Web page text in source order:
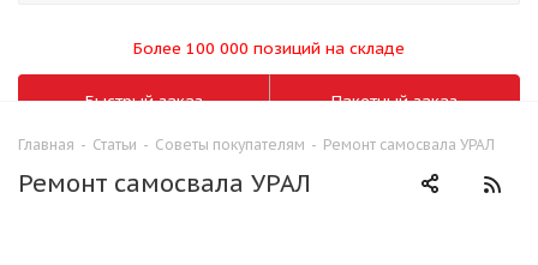
Более 100 000 позиций на складе
Быстрый заказ Пакетный заказ
Главная - Статьи - Советы покупателям - Ремонт самосвала УРАЛ
Ремонт самосвала УРАЛ